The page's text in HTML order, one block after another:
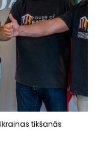
tikšanās